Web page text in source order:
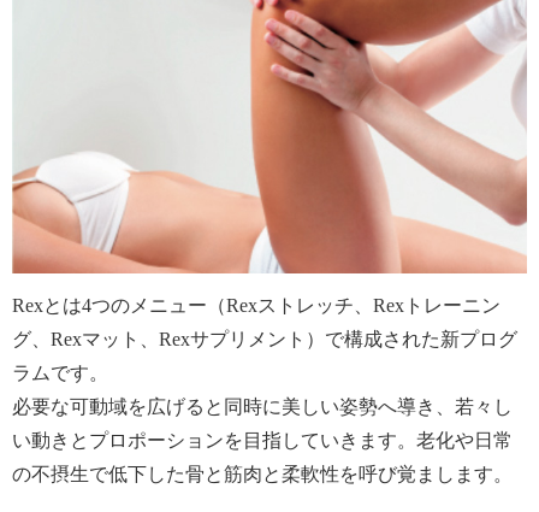
Rexとは4つのメニュー（Rexストレッチ、Rexトレーニン
グ、Rexマット、Rexサプリメント）で構成された新プログ
ラムです。
必要な可動域を広げると同時に美しい姿勢へ導き、若々し
い動きとプロポーションを目指していきます。老化や日常
の不摂生で低下した骨と筋肉と柔軟性を呼び覚まします。